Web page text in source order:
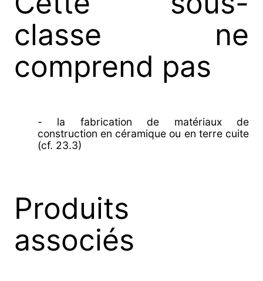
classe ne
comprend pas
- la fabrication de matériaux de
construction en céramique ou en terre cuite
(cf. 23.3)
Produits
associés